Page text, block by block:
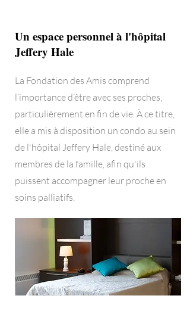
Un espace personnel à l'hôpital
Jeffery Hale
La Fondation des Amis comprend
l’importance d’être avec ses proches,
particulièrement en fin de vie. À ce titre,
elle a mis à disposition un condo au sein
de l'hôpital Jeffery Hale, destiné aux
membres de la famille, afin qu'ils
puissent accompagner leur proche en
soins palliatifs.